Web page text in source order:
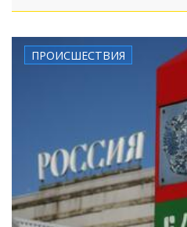
ПРОИСШЕСТВИЯ